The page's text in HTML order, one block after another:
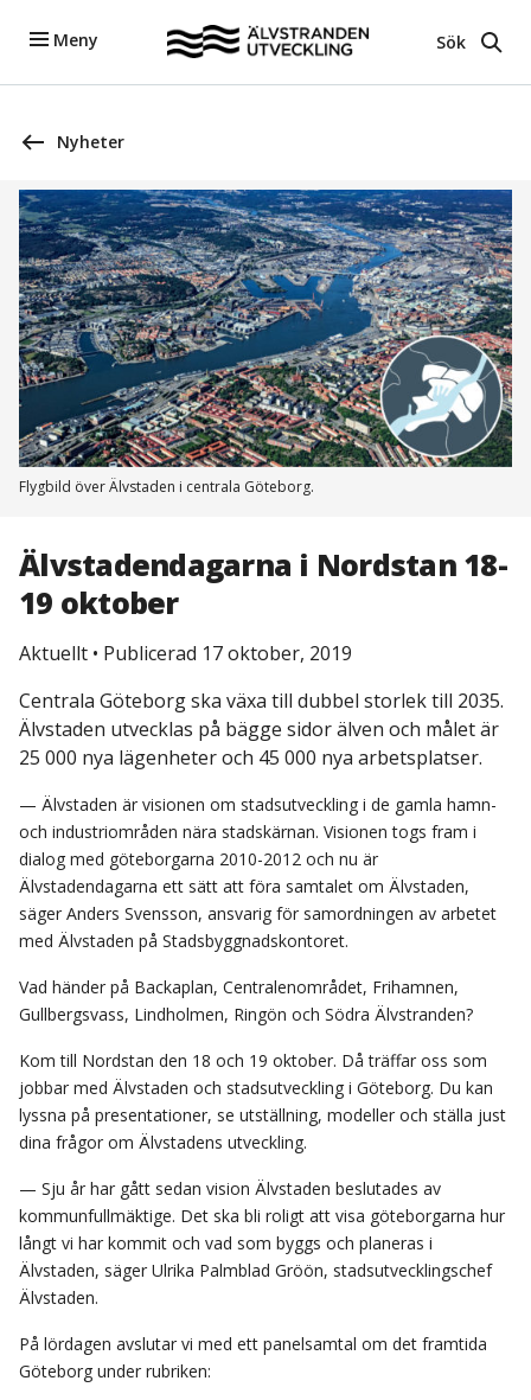
Meny Sök
Nyheter
Flygbild över Älvstaden i centrala Göteborg.
Älvstadendagarna i Nordstan 18-
19 oktober
Aktuellt • Publicerad 17 oktober, 2019
Centrala Göteborg ska växa till dubbel storlek till 2035.
Älvstaden utvecklas på bägge sidor älven och målet är
25 000 nya lägenheter och 45 000 nya arbetsplatser.
— Älvstaden är visionen om stadsutveckling i de gamla hamn-
och industriområden nära stadskärnan. Visionen togs fram i
dialog med göteborgarna 2010-2012 och nu är
Älvstadendagarna ett sätt att föra samtalet om Älvstaden,
säger Anders Svensson, ansvarig för samordningen av arbetet
med Älvstaden på Stadsbyggnadskontoret.
Vad händer på Backaplan, Centralenområdet, Frihamnen,
Gullbergsvass, Lindholmen, Ringön och Södra Älvstranden?
Kom till Nordstan den 18 och 19 oktober. Då träffar oss som
jobbar med Älvstaden och stadsutveckling i Göteborg. Du kan
lyssna på presentationer, se utställning, modeller och ställa just
dina frågor om Älvstadens utveckling.
— Sju år har gått sedan vision Älvstaden beslutades av
kommunfullmäktige. Det ska bli roligt att visa göteborgarna hur
långt vi har kommit och vad som byggs och planeras i
Älvstaden, säger Ulrika Palmblad Gröön, stadsutvecklingschef
Älvstaden.
På lördagen avslutar vi med ett panelsamtal om det framtida
Göteborg under rubriken: